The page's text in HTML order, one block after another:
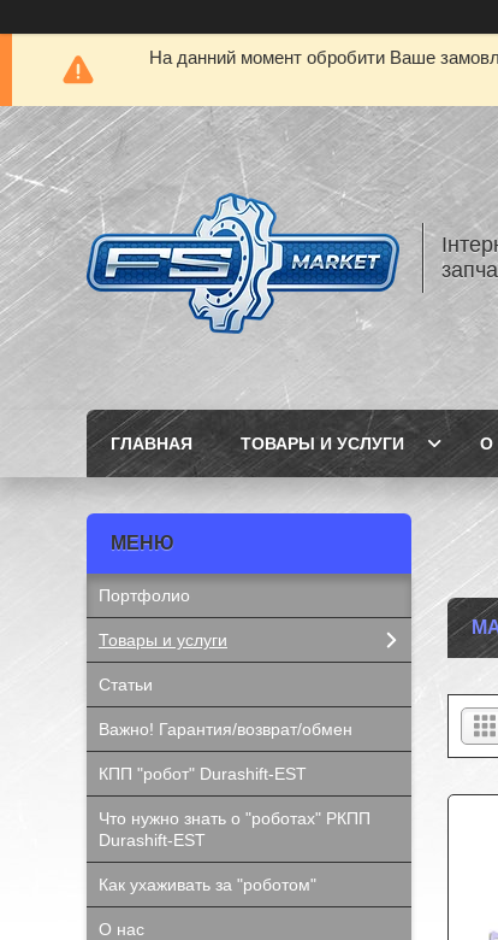
На данний момент обробити Ваше
ГЛАВНАЯ ТОВАРЫ И УСЛУГИ О
Портфолио
Товары и услуги
Статьи
Важно! Гарантия/возврат/обмен
КПП "робот" Durashift-EST
Что нужно знать о "роботах" РКПП
Durashift-EST
Как ухаживать за "роботом"
О нас